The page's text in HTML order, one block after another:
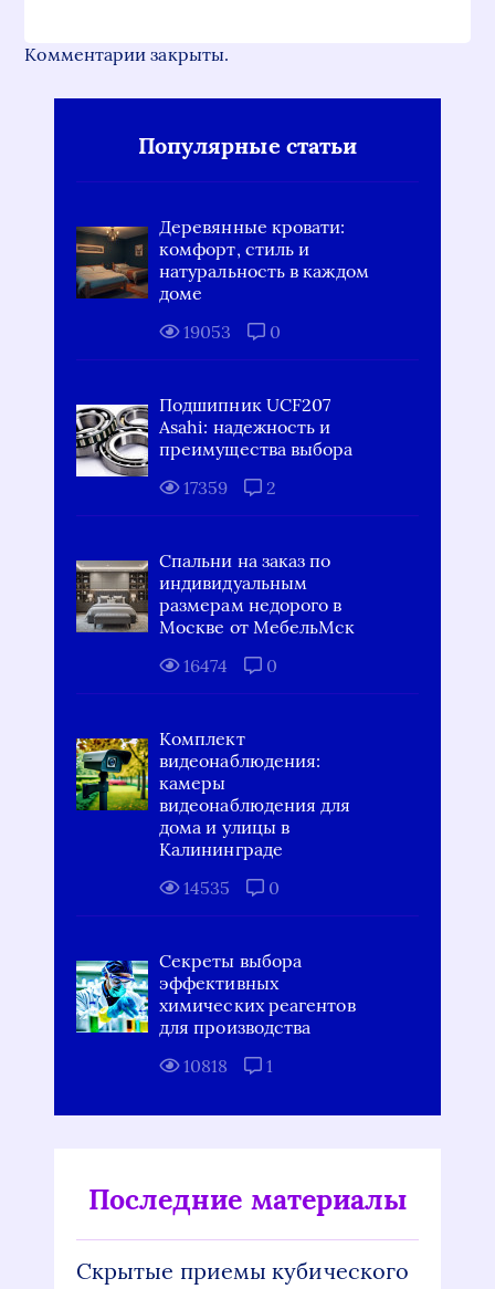
Комментарии закрыты.
Популярные статьи
Деревянные кровати:
комфорт, стиль и
натуральность в каждом
доме
19053
0
Подшипник UCF207
Asahi: надежность и
преимущества выбора
17359
2
Спальни на заказ по
индивидуальным
размерам недорого в
Москве от МебельМск
16474
0
Комплект
видеонаблюдения:
камеры
видеонаблюдения для
дома и улицы в
Калининграде
14535
0
Секреты выбора
эффективных
химических реагентов
для производства
10818
1
Последние материалы
Скрытые приемы кубического